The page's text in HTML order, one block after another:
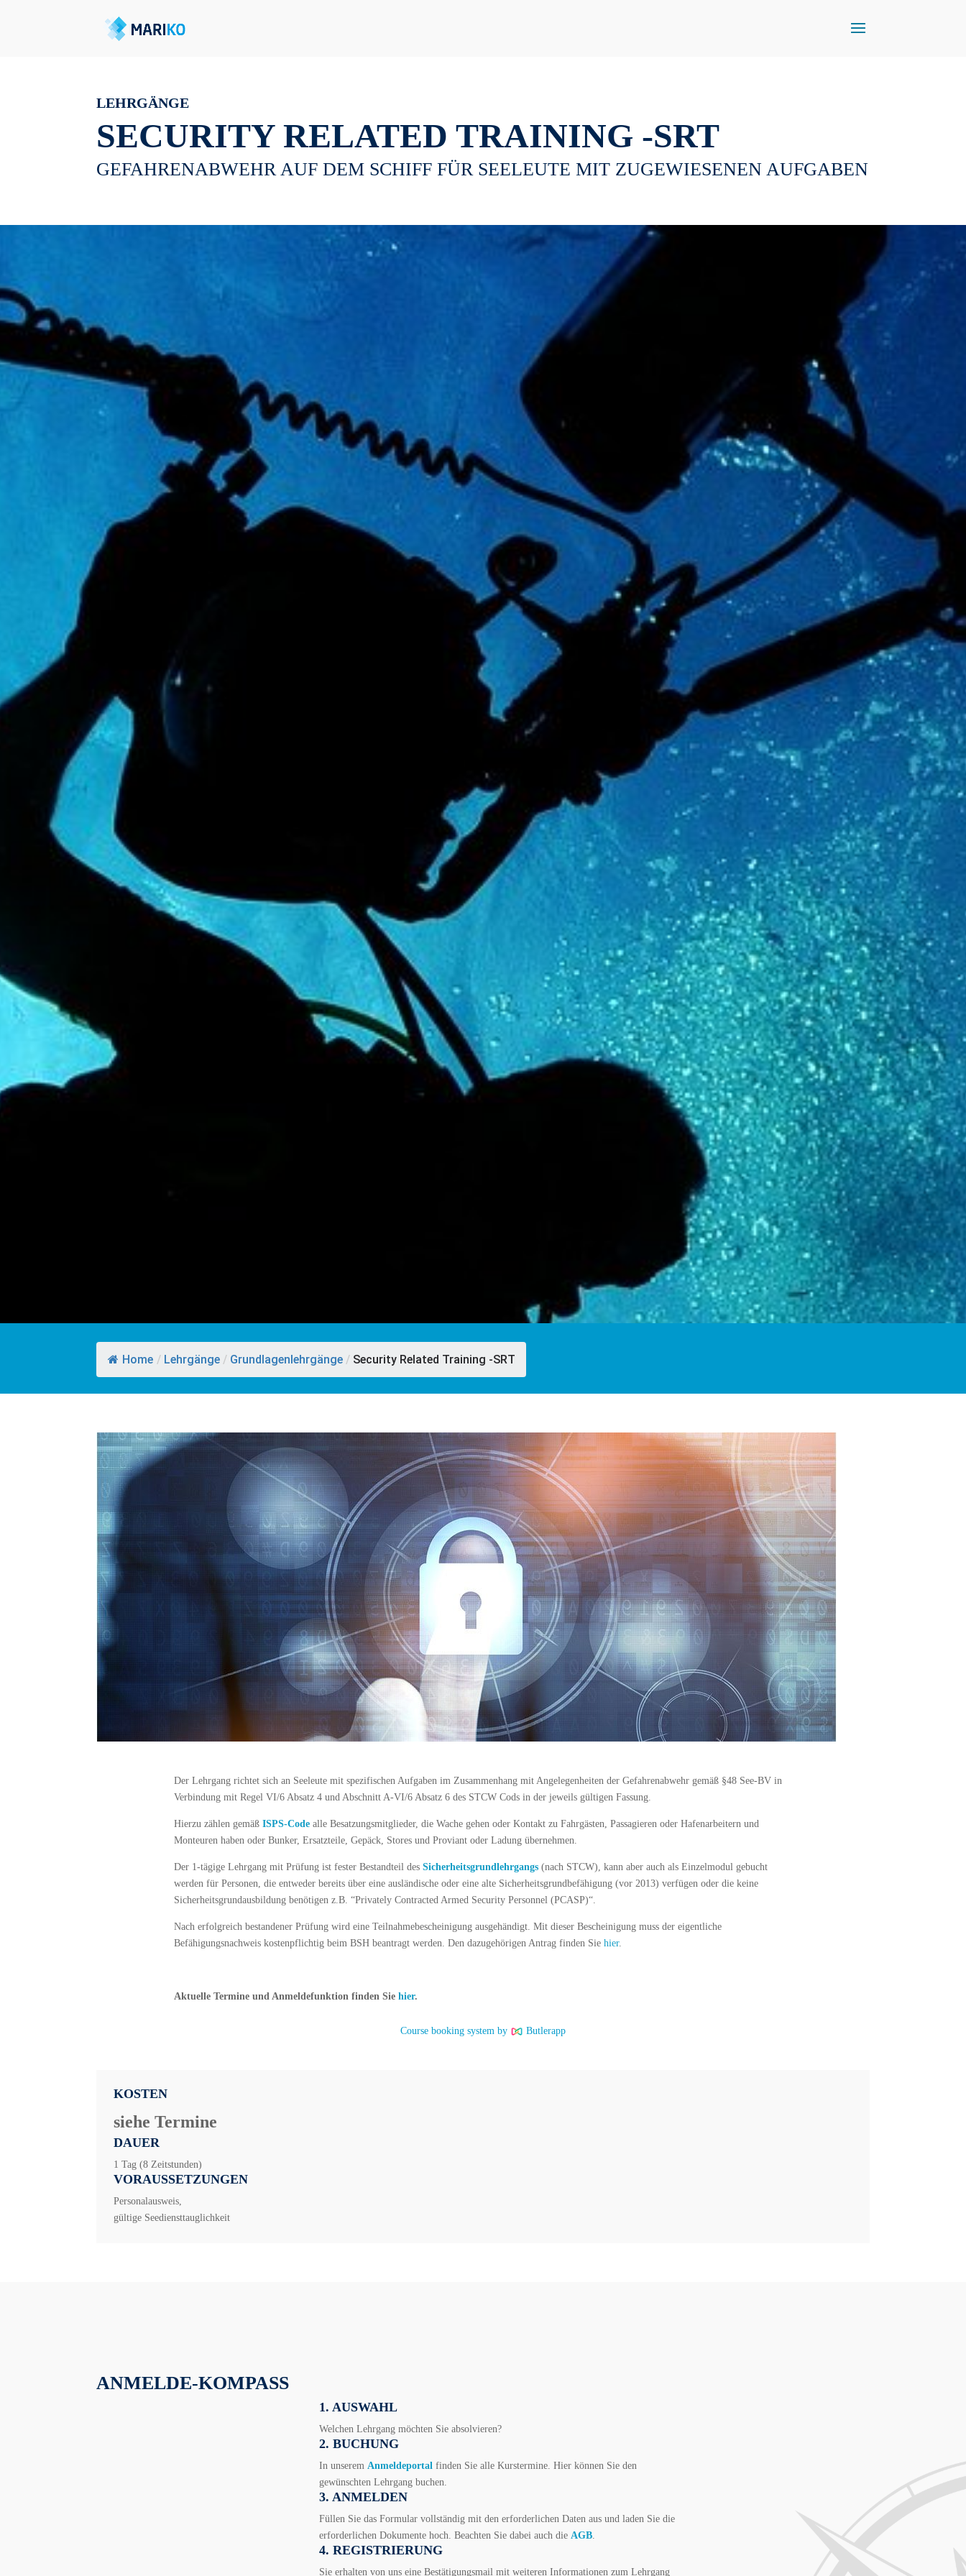
LEHRGÄNGE
SECURITY RELATED TRAINING -SRT
GEFAHRENABWEHR AUF DEM SCHIFF FÜR SEELEUTE MIT ZUGEWIESENEN AUFGABEN
Home / Lehrgänge / Grundlagenlehrgänge / Security Related Training -SRT
Der Lehrgang richtet sich an Seeleute mit spezifischen Aufgaben im Zusammenhang mit Angelegenheiten der Gefahrenabwehr gemäß §48 See-BV in
Verbindung mit Regel VI/6 Absatz 4 und Abschnitt A-VI/6 Absatz 6 des STCW Cods in der jeweils gültigen Fassung.
Hierzu zählen gemäß ISPS-Codealle Besatzungsmitglieder, die Wache gehen oder Kontakt zu Fahrgästen, Passagieren oder Hafenarbeitern und
Monteuren haben oder Bunker, Ersatzteile, Gepäck, Stores und Proviant oder Ladung übernehmen.
Der 1-tägige Lehrgang mit Prüfung ist fester Bestandteil des Sicherheitsgrundlehrgangs (nach STCW), kann aber auch als Einzelmodul gebucht
werden für Personen, die entweder bereits über eine ausländische oder eine alte Sicherheitsgrundbefähigung (vor 2013) verfügen oder die keine
Sicherheitsgrundausbildung benötigen z.B. “Privately Contracted Armed Security Personnel (PCASP)“.
Nach erfolgreich bestandener Prüfung wird eine Teilnahmebescheinigung ausgehändigt. Mit dieser Bescheinigung muss der eigentliche
Befähigungsnachweis kostenpflichtig beim BSH beantragt werden. Den dazugehörigen Antrag finden Sie hier.
Aktuelle Termine und Anmeldefunktion finden Sie hier.
Course booking system by Butlerapp
KOSTEN
siehe Termine
DAUER
1 Tag (8 Zeitstunden)
VORAUSSETZUNGEN
Personal­ausweis,
gültige Seediensttauglichkeit
ANMELDE-KOMPASS
1. AUSWAHL
Welchen Lehrgang möchten Sie absolvieren?
2. BUCHUNG
In unserem Anmeldeportal finden Sie alle Kurstermine. Hier können Sie den
gewünschten Lehrgang buchen.
3. ANMELDEN
Füllen Sie das Formular vollständig mit den erforderlichen Daten aus und laden Sie die
erforderlichen Dokumente hoch. Beachten Sie dabei auch die AGB
4. REGISTRIERUNG
Sie erhalten von uns eine Bestätigungsmail mit weiteren Informationen zum Lehrgang